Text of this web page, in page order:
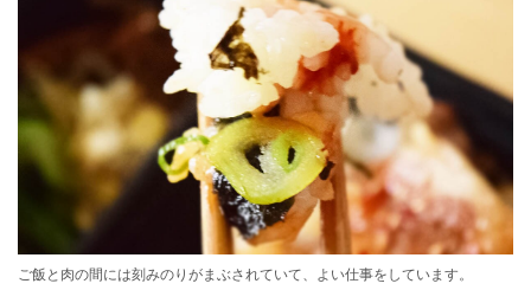
ご飯と肉の間には刻みのりがまぶされていて、よい仕事をしています。